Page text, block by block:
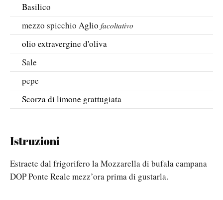
Basilico
mezzo spicchio Aglio facoltativo
olio extravergine d'oliva
Sale
pepe
Scorza di limone grattugiata
Istruzioni
Estraete dal frigorifero la Mozzarella di bufala campana
DOP Ponte Reale mezz’ora prima di gustarla.